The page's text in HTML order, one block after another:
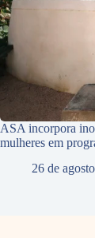
ASA incorpora
mulheres em
26 de